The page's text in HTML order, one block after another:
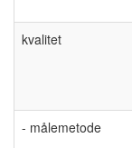
kvalitet
- målemetode